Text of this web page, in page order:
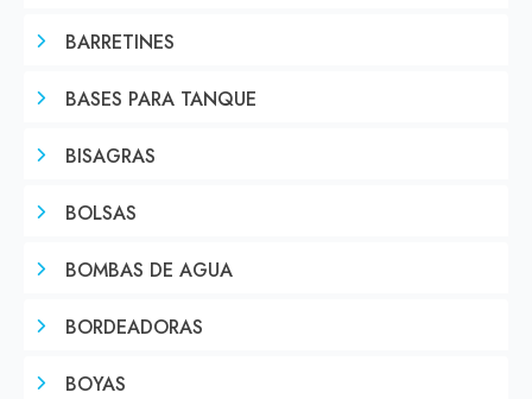
BARRETINES
BASES PARA TANQUE
BISAGRAS
BOLSAS
BOMBAS DE AGUA
BORDEADORAS
BOYAS